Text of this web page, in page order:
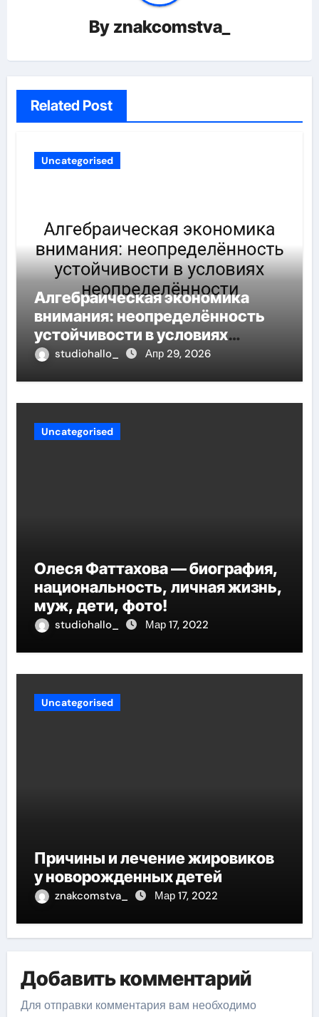
By znakcomstva_
Related Post
Uncategorised
Алгебраическая экономика
внимания: неопределённость
устойчивости в условиях
неопределённости
studiohallo_ Апр 29, 2026
Uncategorised
Олеся Фаттахова — биография,
национальность, личная жизнь,
муж, дети, фото!
studiohallo_ Мар 17, 2022
Uncategorised
Причины и лечение жировиков
у новорожденных детей
znakcomstva_ Мар 17, 2022
Добавить комментарий
Для отправки комментария вам необходимо